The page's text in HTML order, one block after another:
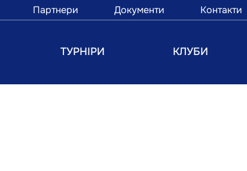
Партнери Документи Контакти
ТУРНІРИ КЛУБИ